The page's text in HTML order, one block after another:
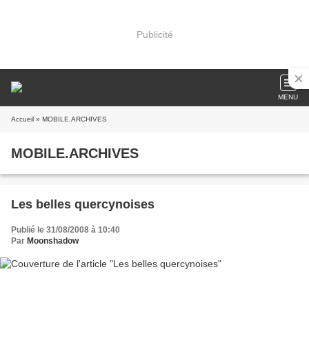
Publicité
MENU
Accueil » MOBILE.ARCHIVES
MOBILE.ARCHIVES
Les belles quercynoises
Publié le 31/08/2008 à 10:40
Par Moonshadow